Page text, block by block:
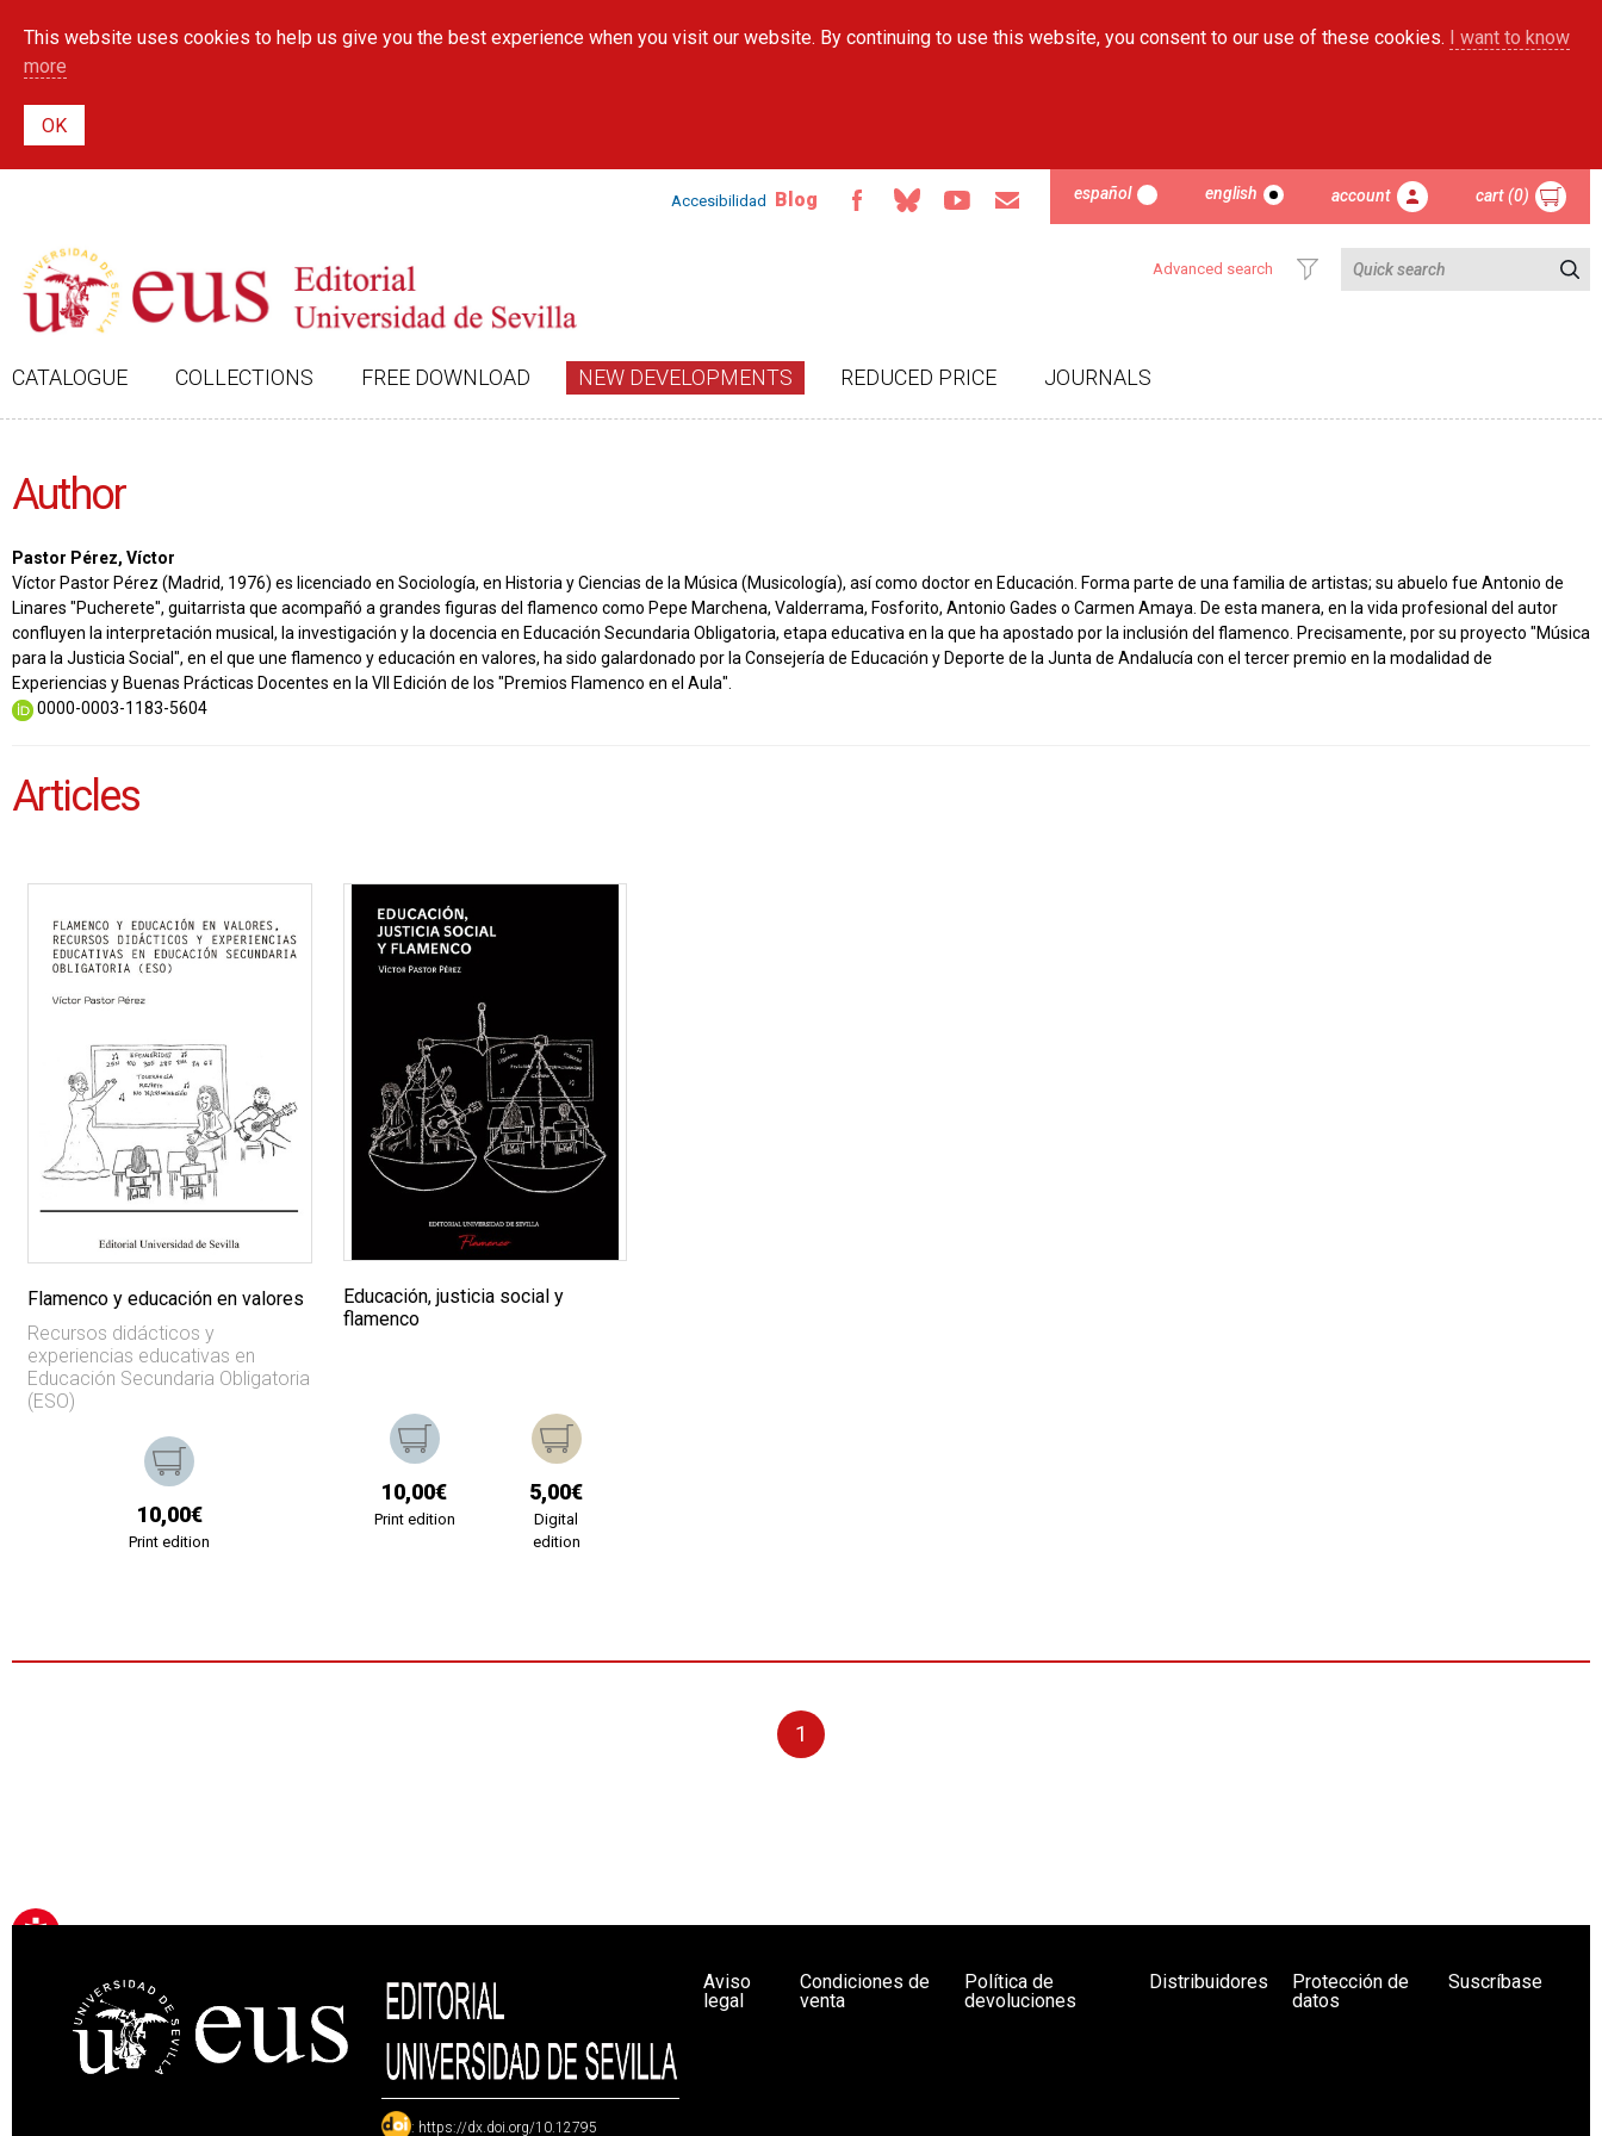
main
This website uses cookies to help us give you the best experience when you visit our website. By continuing to use this website, you consent to our use of these cookies. I want to know
more
Accesibilidad Blog español english account cart (0)
Advanced search
CATALOGUE COLLECTIONS FREE DOWNLOAD NEW DEVELOPMENTS REDUCED PRICE JOURNALS
Author
Pastor Pérez, Víctor
Víctor Pastor Pérez (Madrid, 1976) es licenciado en Sociología, en Historia y Ciencias de la Música (Musicología), así como doctor en Educación. Forma parte de una familia de artistas; su abuelo fue Antonio de
Linares "Pucherete", guitarrista que acompañó a grandes figuras del flamenco como Pepe Marchena, Valderrama, Fosforito, Antonio Gades o Carmen Amaya. De esta manera, en la vida profesional del autor
confluyen la interpretación musical, la investigación y la docencia en Educación Secundaria Obligatoria, etapa educativa en la que ha apostado por la inclusión del flamenco. Precisamente, por su proyecto "Música
para la Justicia Social", en el que une flamenco y educación en valores, ha sido galardonado por la Consejería de Educación y Deporte de la Junta de Andalucía con el tercer premio en la modalidad de
Experiencias y Buenas Prácticas Docentes en la VII Edición de los "Premios Flamenco en el Aula".
0000-0003-1183-5604
Articles
Flamenco y educación en valores
Recursos didácticos y
experiencias educativas en
Educación Secundaria Obligatoria
(ESO)
10,00€
Print edition
Educación, justicia social y
flamenco
10,00€
Print edition
5,00€
Digital
edition
1
: https://dx.doi.org/10.12795
Aviso
legal
Condiciones de
venta
Política de
devoluciones
Distribuidores
Protección de
datos
Suscríbase